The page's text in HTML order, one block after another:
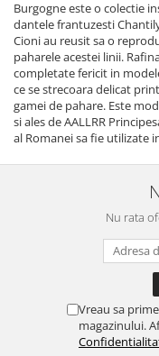
Burgogne este o colectie
dantele frantuzesti
Cioni au reusit sa o
paharele acestei linii.
completate fericit in
ce se strecoara delicat
gamei de pahare. Este
si ales de AALLRR
al Romanei sa fie utilizate
Nu rata
Vreau sa
magazinului.